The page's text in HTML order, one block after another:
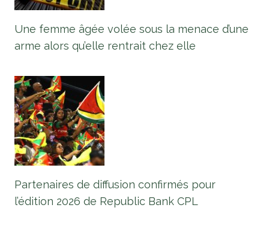
Une femme âgée volée sous la menace d’une
arme alors qu’elle rentrait chez elle
Partenaires de diffusion confirmés pour
l’édition 2026 de Republic Bank CPL